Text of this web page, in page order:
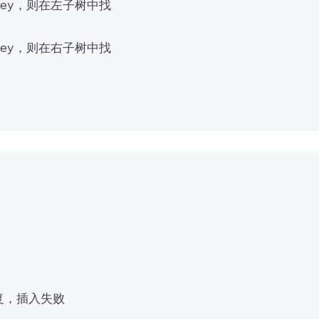
，则在左子树中找
，则在右子树中找
插入失败